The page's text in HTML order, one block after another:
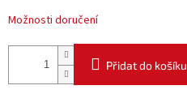
Možnosti doručení
Přidat do košíku